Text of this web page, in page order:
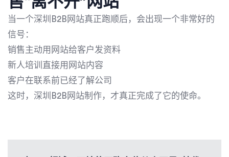
当一个深圳B2B网站真正跑顺后，会出现一个非常好的
信号：
销售主动用网站给客户发资料
新人培训直接用网站内容
客户在联系前已经了解公司
这时，深圳B2B网站制作，才真正完成了它的使命。